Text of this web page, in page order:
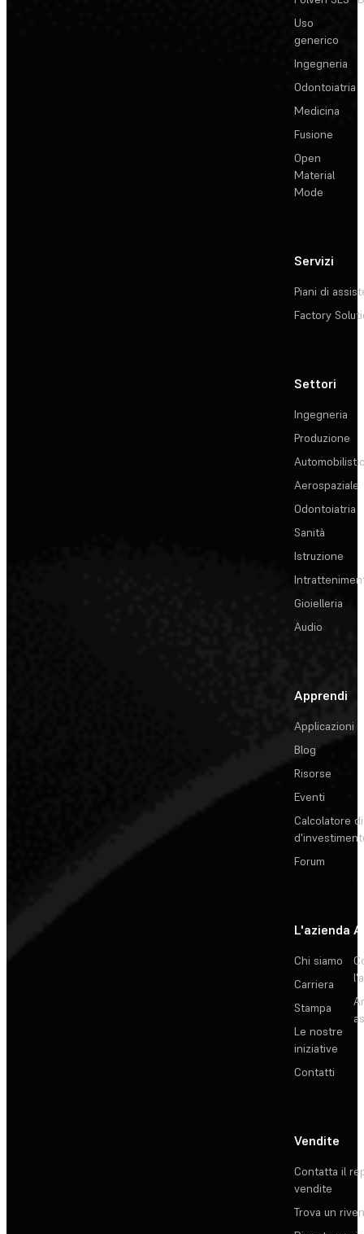
Uso
generico
Ingegneria
Odontoiatria
Medicina
Fusione
Open
Material
Mode
Servizi
Piani di
Factory
Settori
Ingegneria
Produzione
Aerospaziale
Odontoiatria
Sanità
Istruzione
Gioielleria
Audio
Apprendi
Applicazioni
Blog
Risorse
Eventi
Calcolatore
Forum
L'azienda
Chi siamo
Carriera
Stampa
Le nostre
iniziative
Contatti
Vendite
Contatta il
vendite
Trova un